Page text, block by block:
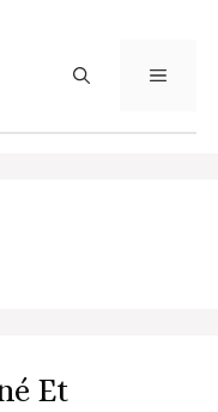
MENU
Et